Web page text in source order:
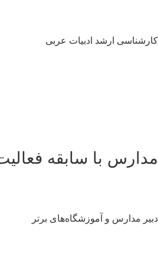
ارشد ادبیات عربی
با سابقه فعالیت
مدارس و آموزشگاه‌های برتر